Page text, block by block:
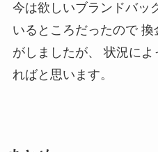
今は欲しいブランドバッ
いるところだったので換
がしましたが、
状況によ
ればと思います。